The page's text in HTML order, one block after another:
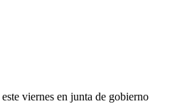
viernes en junta de gobierno